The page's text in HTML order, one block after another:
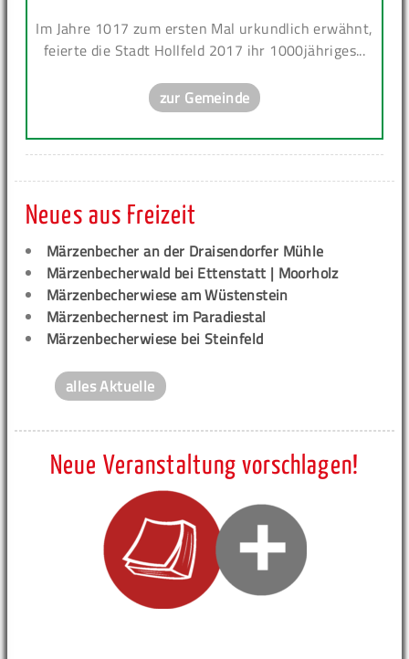
Im Jahre 1017 zum ersten Mal urkundlich erwähnt,
feierte die Stadt Hollfeld 2017 ihr 1000jähriges...
zur Gemeinde
Neues aus Freizeit
Märzenbecher an der Draisendorfer Mühle
Märzenbecherwald bei Ettenstatt | Moorholz
Märzenbecherwiese am Wüstenstein
Märzenbechernest im Paradiestal
Märzenbecherwiese bei Steinfeld
alles Aktuelle
Neue Veranstaltung vorschlagen!